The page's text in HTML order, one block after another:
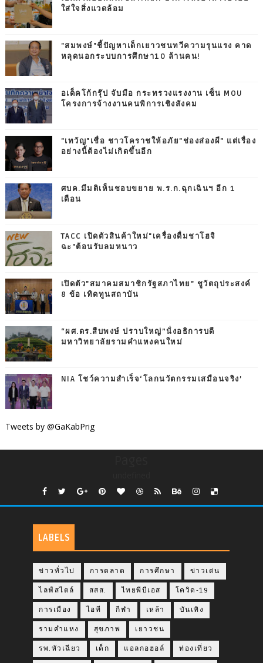
ใส่ใจสิ่งแวดล้อม
"สมพงษ์"ชี้ปัญหาเด็กเยาวชนทวีความรุนแรง คาด
หลุดนอกระบบการศึกษา10 ล้านคน!
อเด็คโก้กรุ๊ป จับมือ กระทรวงแรงงาน เซ็น MOU
โครงการจ้างงานคนพิการเชิงสังคม
"เทวัญ"เชื่อ ชาวโคราชให้อภัย"ช่องส่องผี" แต่เรื่อง
อย่างนี้ต้องไม่เกิดขึ้นอีก
ศบค.มีมติเห็นชอบขยาย พ.ร.ก.ฉุกเฉินฯ อีก 1
เดือน
TACC เปิดตัวสินค้าใหม่"เครื่องดื่มชาโฮจิ
ฉะ"ต้อนรับลมหนาว
เปิดตัว"สมาคมสมาชิกรัฐสภาไทย" ชูวัตถุประสงค์
8 ข้อ เทิดทูนสถาบัน
“ผศ.ดร.สืบพงษ์ ปราบใหญ่”นั่งอธิการบดี
มหาวิทยาลัยรามคำแหงคนใหม่
NIA โชว์ความสำเร็จ‘โลกนวัตกรรมเสมือนจริง’
Tweets by @GaKabPrig
LABELS
ข่าวทั่วไป การตลาด การศึกษา ข่าวเด่น
ไลฟ์สไตล์ สสส. ไทยพีบีเอส โควิด-19
การเมือง ไอที กีฬา เหล้า บันเทิง
รามคำแหง สุขภาพ เยาวชน
รพ.หัวเฉียว เด็ก แอลกอฮอล์ ท่องเที่ยว